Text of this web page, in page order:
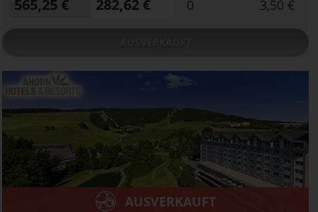
565,25 € 282,62 € 0 3,50 €
AUSVERKAUFT